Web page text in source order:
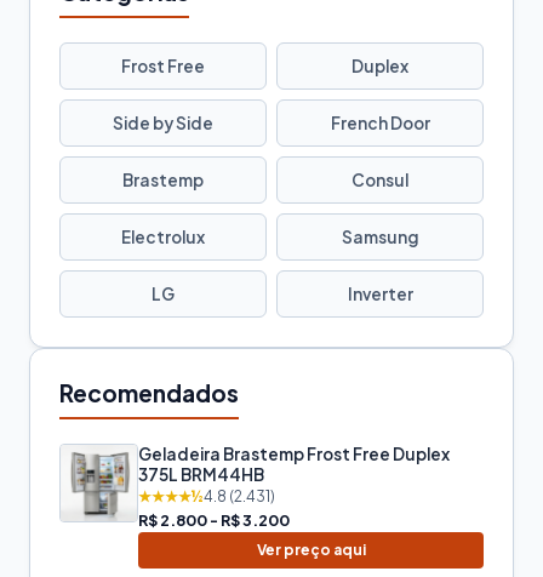
Frost Free Duplex
Side by Side French Door
Brastemp Consul
Electrolux Samsung
LG Inverter
Recomendados
Geladeira Brastemp Frost Free Duplex
375L BRM44HB
★★★★½4.8 (2.431)
R$ 2.800 - R$ 3.200
Ver preço aqui